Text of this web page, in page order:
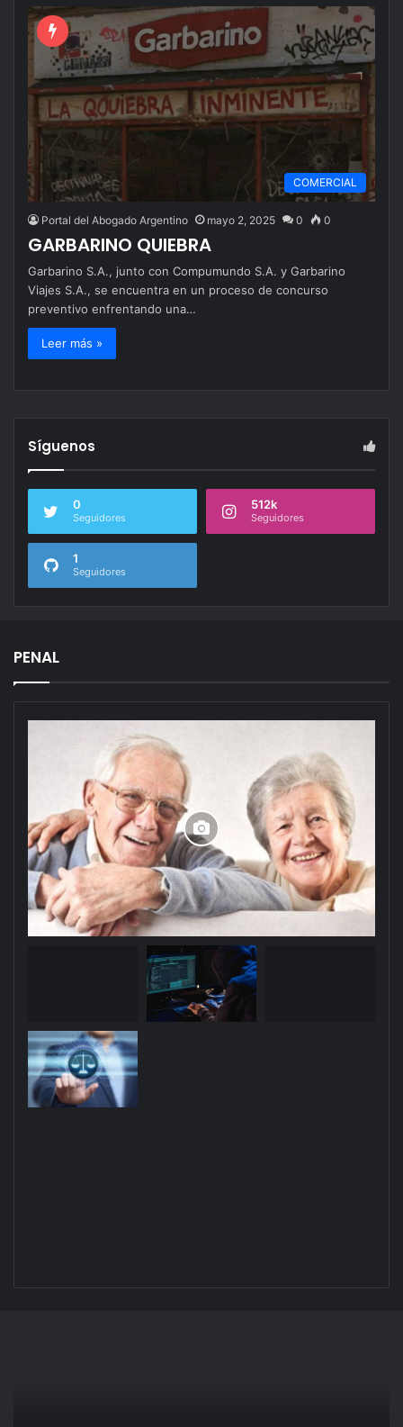
COMERCIAL
Portal del Abogado Argentino mayo 2, 2025 0 0
GARBARINO QUIEBRA
Garbarino S.A., junto con Compumundo S.A. y Garbarino
Viajes S.A., se encuentra en un proceso de concurso
preventivo enfrentando una…
Leer más »
Síguenos
0
Seguidores
512k
Seguidores
1
Seguidores
PENAL